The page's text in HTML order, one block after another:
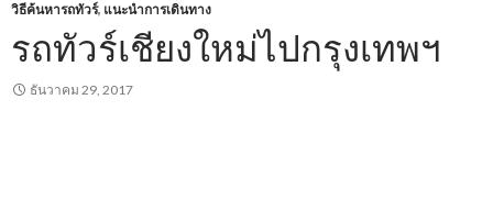
วิธีค้นหารถทัวร์, แนะนำการเดินทาง
รถทัวร์เชียงใหม่ไปกรุงเทพฯ
ธันวาคม 29, 2017